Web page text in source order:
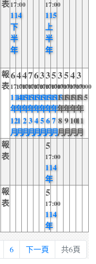
表17:00
114
下
半
年
17:00
115
上
半
年
報
表
6
17:00
114
年
12
月
4
17:00
115
年
1
月
4
17:00
115
年
2
月
7
17:00
115
年
3
月
6
17:00
115
年
4
月
3
17:00
115
年
5
月
3
17:00
115
年
6
月
5
17:00
115
年
7
月
3
17:00
115
年
8
月
5
17:00
115
年
9
月
4
17:00
115
年
10
月
3
17:00
115
年
11
月
報
表
5
17:00
114
年
報
表
5
17:00
114
年
6 下一頁 共6頁